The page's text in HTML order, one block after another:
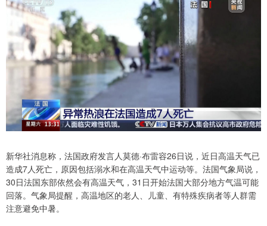
新华社消息称，法国政府发言人莫德·布雷容26日说，近日高温天气已
造成7人死亡，原因包括溺水和在高温天气中运动等。法国气象局说，
30日法国东部依然会有高温天气，31日开始法国大部分地方气温可能
回落。气象局提醒，高温地区的老人、儿童、有特殊疾病者等人群需
注意避免中暑。